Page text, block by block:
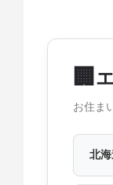
🏢
お住ま
北